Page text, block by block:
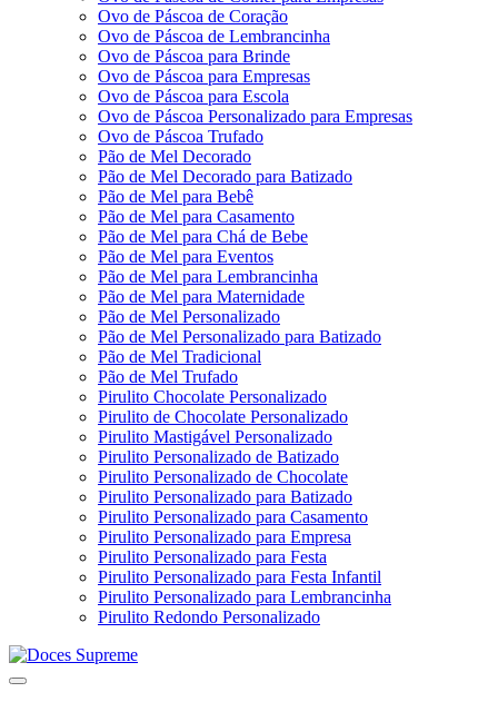
Ovo de Páscoa de Coração
Ovo de Páscoa de Lembrancinha
Ovo de Páscoa para Brinde
Ovo de Páscoa para Empresas
Ovo de Páscoa para Escola
Ovo de Páscoa Personalizado para Empresas
Ovo de Páscoa Trufado
Pão de Mel Decorado
Pão de Mel Decorado para Batizado
Pão de Mel para Bebê
Pão de Mel para Casamento
Pão de Mel para Chá de Bebe
Pão de Mel para Eventos
Pão de Mel para Lembrancinha
Pão de Mel para Maternidade
Pão de Mel Personalizado
Pão de Mel Personalizado para Batizado
Pão de Mel Tradicional
Pão de Mel Trufado
Pirulito Chocolate Personalizado
Pirulito de Chocolate Personalizado
Pirulito Mastigável Personalizado
Pirulito Personalizado de Batizado
Pirulito Personalizado de Chocolate
Pirulito Personalizado para Batizado
Pirulito Personalizado para Casamento
Pirulito Personalizado para Empresa
Pirulito Personalizado para Festa
Pirulito Personalizado para Festa Infantil
Pirulito Personalizado para Lembrancinha
Pirulito Redondo Personalizado